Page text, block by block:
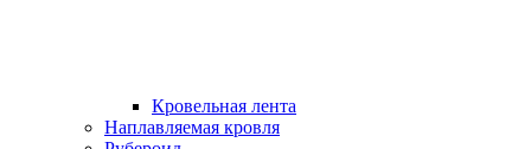
Кровельная лента
Наплавляемая кровля